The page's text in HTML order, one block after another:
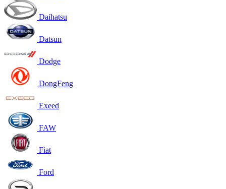
Daihatsu
Datsun
Dodge
DongFeng
Exeed
FAW
Fiat
Ford